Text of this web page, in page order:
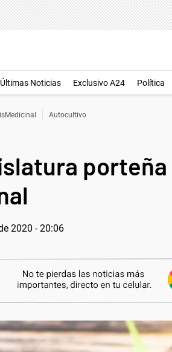
Últimas Noticias Exclusivo A24 Política
Autocultivo
2020 - 20:06